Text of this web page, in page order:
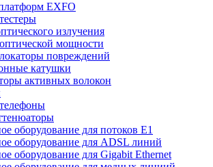
EXFO
излучения
мощности
повреждений
катушки
активных волокон
оборудование для потоков Е1
оборудование для ADSL линий
оборудование для Gigabit Ethernet